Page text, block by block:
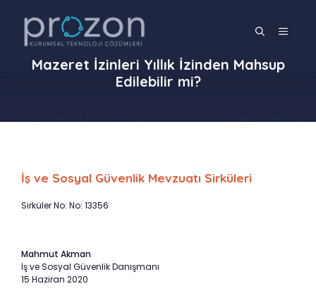
MENÜ
Mazeret İzinleri Yıllık İzinden Mahsup
Edilebilir mi?
İş ve Sosyal Güvenlik Mevzuatı Sirküleri
Sirküler No: No: 13356
Mahmut Akman
İş ve Sosyal Güvenlik Danışmanı
15 Haziran 2020